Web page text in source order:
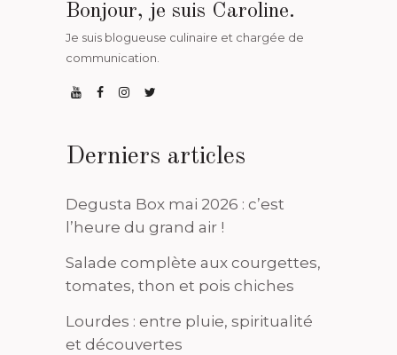
Bonjour, je suis Caroline.
Je suis blogueuse culinaire et chargée de
communication.
Derniers articles
Degusta Box mai 2026 : c’est
l’heure du grand air !
Salade complète aux courgettes,
tomates, thon et pois chiches
Lourdes : entre pluie, spiritualité
et découvertes